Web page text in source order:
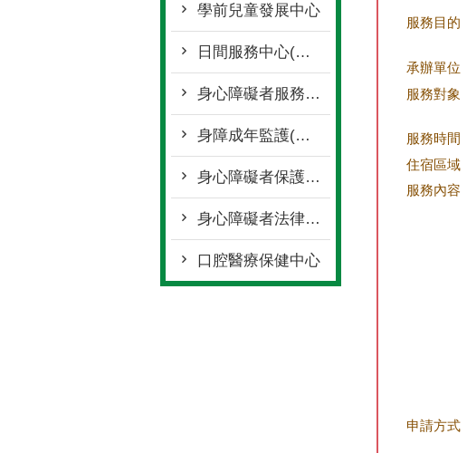
學前兒童發展中心
日間服務中心(社區日間作業設施)
身心障礙者服務中心
身障成年監護(輔助)服務
身心障礙者保護服務
身心障礙者法律諮詢駐點服務
口腔醫療保健中心
服務目的
承辦單位
服務對象
服務時間
住宿區域
服務內容
申請方式